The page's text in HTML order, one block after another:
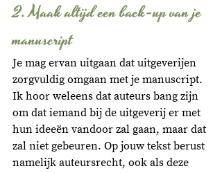
2. Maak altijd een back-up van je
manuscript
Je mag ervan uitgaan dat uitgeverijen
zorgvuldig omgaan met je manuscript.
Ik hoor weleens dat auteurs bang zijn
om dat iemand bij de uitgeverij er met
hun ideeën vandoor zal gaan, maar dat
zal niet gebeuren. Op jouw tekst berust
namelijk auteursrecht, ook als deze